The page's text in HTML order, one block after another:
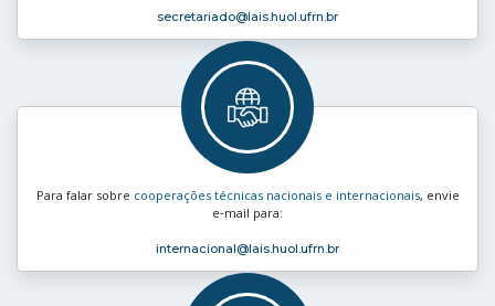
secretariado@lais.huol.ufrn.br
Para falar sobre cooperações técnicas nacionais e internacionais, envie
e‑mail para:
internacional@lais.huol.ufrn.br